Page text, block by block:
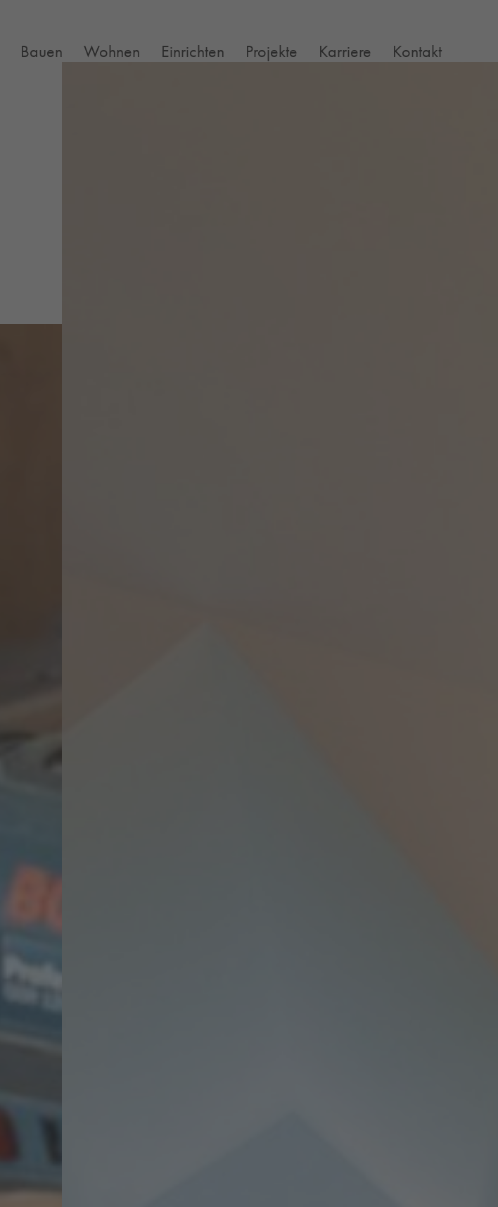
Bauen Wohnen Einrichten Projekte Karriere Kontakt